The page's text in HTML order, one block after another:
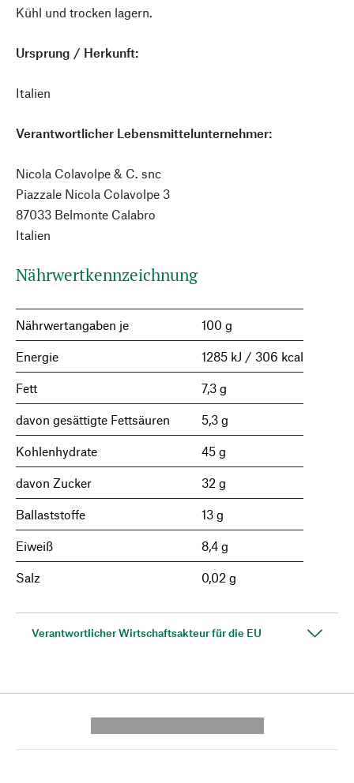
Kühl und trocken lagern.
Ursprung / Herkunft:
Italien
Verantwortlicher Lebensmittelunternehmer:
Nicola Colavolpe & C. snc
Piazzale Nicola Colavolpe 3
87033 Belmonte Calabro
Italien
Nährwertkennzeichnung
Nährwertangaben je 100 g
Energie 1285 kJ / 306 kcal
Fett 7,3 g
davon gesättigte Fettsäuren 5,3 g
Kohlenhydrate 45 g
davon Zucker 32 g
Ballaststoffe 13 g
Eiweiß 8,4 g
Salz 0,02 g
Verantwortlicher Wirtschaftsakteur für die EU